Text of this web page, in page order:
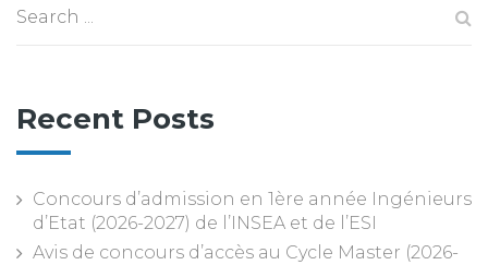
Recent Posts
Concours d’admission en 1ère année Ingénieurs
d’Etat (2026-2027) de l’INSEA et de l’ESI
Avis de concours d’accès au Cycle Master (2026-